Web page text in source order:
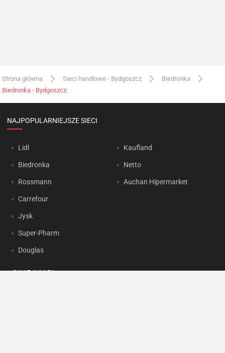
Strona główna Sieci handlowe - Bydgoszcz
Biedronka
Biedronka - Bydgoszcz
NAJPOPULARNIEJSZE SIECI
Lidl
Biedronka
Rossmann
Carrefour
Jysk
Super-Pharm
Douglas
Kaufland
Netto
Auchan Hipermarket
OKAZJUM.PL